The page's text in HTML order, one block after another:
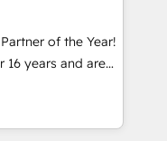
permitindo
reais com nota
até 50% na
em
executam rotinas
of the Year!
16 years and are
and technically